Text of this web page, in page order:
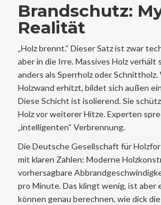
Brandschutz:
Realität
„Holz brennt.“ Dieser Satz ist zwar
aber in die Irre. Massives Holz verhält
anders als Sperrholz oder
Holzwand erhitzt, bildet sich außen
Diese Schicht ist isolierend. Sie
Holz vor weiterer Hitze. Experten
„intelligenten“ Verbrennung.
Die Deutsche Gesellschaft für
mit klaren Zahlen: Moderne
vorhersagbare
pro Minute. Das klingt wenig, ist aber
können genau berechnen, wie dick